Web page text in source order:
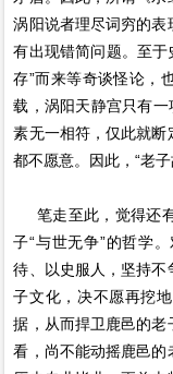
涡阳说者理尽词穷的
有出现错简问题。至于
存”而来等奇谈怪论，
载，涡阳天静宫只有一
素无一相符，仅此就
都不愿意。因此，“老
笔走至此，觉得还
子“与世无争”的哲学
待、以史服人，坚持
子文化，决不愿再挖
据，从而捍卫鹿邑的
看，尚不能动摇鹿邑